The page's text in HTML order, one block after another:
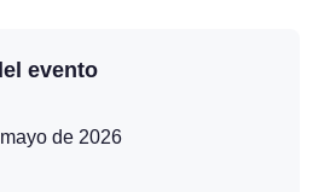
evento
de 2026